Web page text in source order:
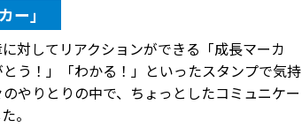
ー」
対してリアクションができる「成長マーカ
う！」「わかる！」といったスタンプで気持
やりとりの中で、ちょっとしたコミュニケー
。